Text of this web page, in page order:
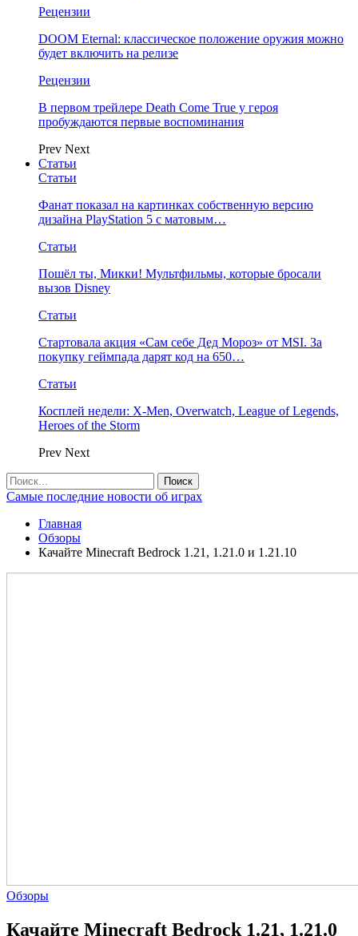
Рецензии
DOOM Eternal: классическое положение оружия можно
будет включить на релизе
Рецензии
В первом трейлере Death Come True у героя
пробуждаются первые воспоминания
Prev Next
Статьи
Статьи
Фанат показал на картинках собственную версию
дизайна PlayStation 5 с матовым…
Статьи
Пошёл ты, Микки! Мультфильмы, которые бросали
вызов Disney
Статьи
Стартовала акция «Сам себе Дед Мороз» от MSI. За
покупку геймпада дарят код на 650…
Статьи
Косплей недели: X-Men, Overwatch, League of Legends,
Heroes of the Storm
Prev Next
Самые последние новости об играх
Главная
Обзоры
Качайте Minecraft Bedrock 1.21, 1.21.0 и 1.21.10
Обзоры
Качайте Minecraft Bedrock 1.21, 1.21.0